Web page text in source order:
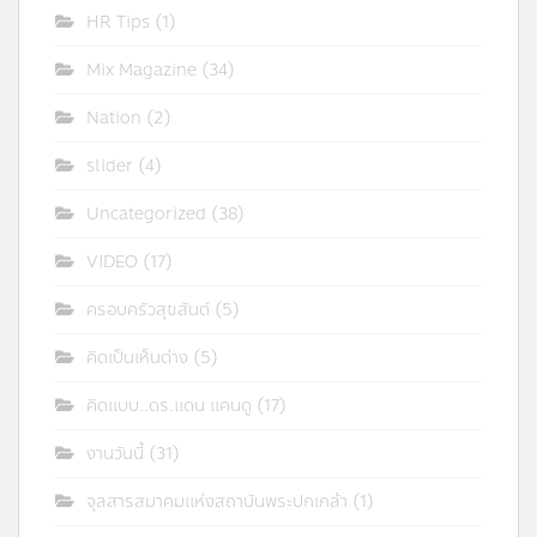
HR Tips (1)
Mix Magazine (34)
Nation (2)
slider (4)
Uncategorized (38)
VIDEO (17)
ครอบครัวสุขสันต์ (5)
คิดเป็นเห็นต่าง (5)
คิดแบบ..ดร.แดน แคนดู (17)
งานวันนี้ (31)
จุลสารสมาคมแห่งสถาบันพระปกเกล้า (1)